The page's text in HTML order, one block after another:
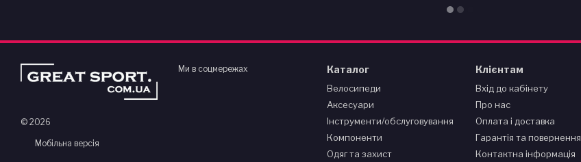
© 2026
Мобільна версія
Ми в соцмережах Каталог
Велосипеди
Аксесуари
Інструменти/обслуговування
Компоненти
Одяг та захист
Клієнтам
Вхід до кабінету
Про нас
Оплата і доставка
Гарантія та повернення
Контактна інформація